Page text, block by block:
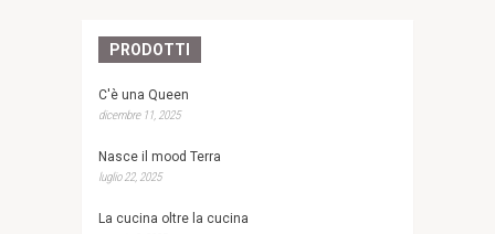
PRODOTTI
C'è una Queen
dicembre 11, 2025
Nasce il mood Terra
luglio 22, 2025
La cucina oltre la cucina